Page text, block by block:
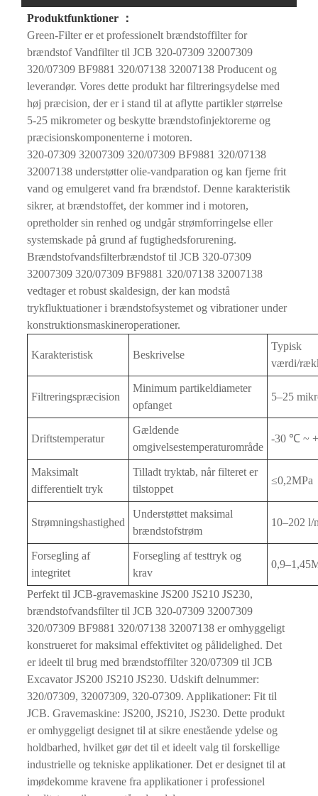
Produktfunktioner ：
Green-Filter er et professionelt brændstoffilter for
brændstof Vandfilter til JCB 320-07309 32007309
320/07309 BF9881 320/07138 32007138 Producent og
leverandør. Vores dette produkt har filtreringsydelse med
høj præcision, der er i stand til at aflytte partikler størrelse
5-25 mikrometer og beskytte brændstofinjektorerne og
præcisionskomponenterne i motoren.
320-07309 32007309 320/07309 BF9881 320/07138
32007138 understøtter olie-vandparation og kan fjerne frit
vand og emulgeret vand fra brændstof. Denne karakteristik
sikrer, at brændstoffet, der kommer ind i motoren,
opretholder sin renhed og undgår strømforringelse eller
systemskade på grund af fugtighedsforurening.
Brændstofvandsfilterbrændstof til JCB 320-07309
32007309 320/07309 BF9881 320/07138 32007138
vedtager et robust skaldesign, der kan modstå
trykfluktuationer i brændstofsystemet og vibrationer under
konstruktionsmaskineroperationer.
Karakteristisk Beskrivelse
Typisk
værdi/
Filtreringspræcision
Minimum partikeldiameter
opfanget
5–25
Driftstemperatur
Gældende
omgivelsestemperaturområde
-30 ℃ ~
Maksimalt
differentielt tryk
Tilladt tryktab, når filteret er
tilstoppet
≤0,2MPa
Strømningshastighed
Understøttet maksimal
brændstofstrøm
10–202 l/
Forsegling af
integritet
Forsegling af testtryk og
krav
Perfekt til JCB-gravemaskine JS200 JS210 JS230,
brændstofvandsfilter til JCB 320-07309 32007309
320/07309 BF9881 320/07138 32007138 er omhyggeligt
konstrueret for maksimal effektivitet og pålidelighed. Det
er ideelt til brug med brændstoffilter 320/07309 til JCB
Excavator JS200 JS210 JS230. Udskift delnummer:
320/07309, 32007309, 320-07309. Applikationer: Fit til
JCB. Gravemaskine: JS200, JS210, JS230. Dette produkt
er omhyggeligt designet til at sikre enestående ydelse og
holdbarhed, hvilket gør det til et ideelt valg til forskellige
industrielle og tekniske applikationer. Det er designet til at
imødekomme kravene fra applikationer i professionel